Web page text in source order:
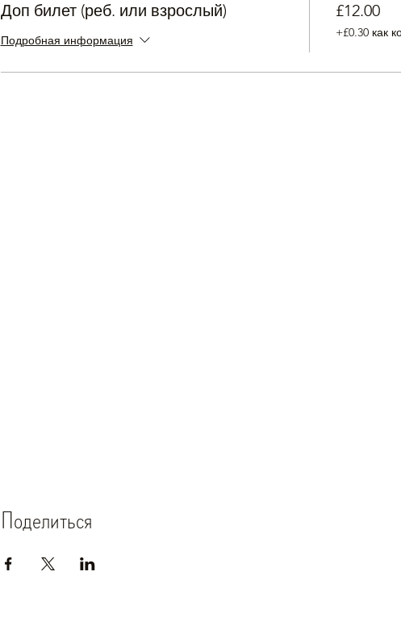
Доп билет (реб. или взрослый)
Подробная информация
£12.00
+£0.30 как
Поделиться